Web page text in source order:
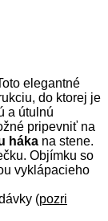
elegantné
do ktorej je
a útulnú
pripevniť na
háka na stene.
Objímku so
vyklápacieho
(pozri